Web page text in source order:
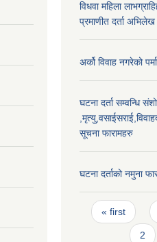
विधवा महिला
प्रमाणीत दर्ता अभिलेख
अर्को विवाह नगरेको
घटना दर्ता सम्वन्धि
सूचना फारामहरु
घटना दर्ताको नमुना
Pages
« first
2